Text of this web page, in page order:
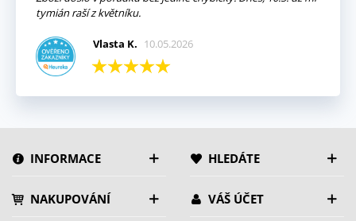
tymián raší z květníku.
Vlasta K. 10.05.2026
INFORMACE HLEDÁTE
NAKUPOVÁNÍ VÁŠ ÚČET